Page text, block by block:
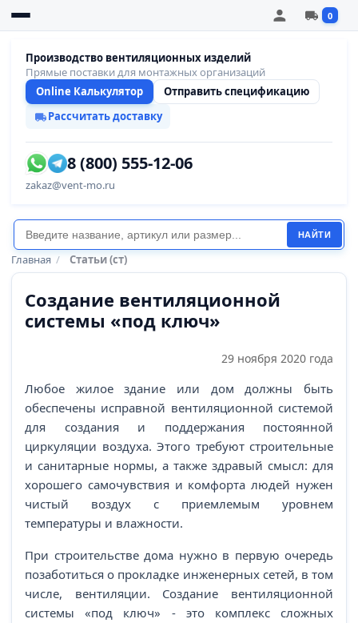
0
Производство вентиляционных изделий
Прямые поставки для монтажных организаций
Online Калькулятор
Отправить спецификацию
Рассчитать доставку
8 (800) 555-12-06
zakaz@vent-mo.ru
НАЙТИ
Главная / Статьи (ст)
Создание вентиляционной
системы «под ключ»
29 ноября 2020 года
Любое жилое здание или дом должны быть
обеспечены исправной вентиляционной системой
для создания и поддержания постоянной
циркуляции воздуха. Этого требуют строительные
и санитарные нормы, а также здравый смысл: для
хорошего самочувствия и комфорта людей нужен
чистый воздух с приемлемым уровнем
температуры и влажности.
При строительстве дома нужно в первую очередь
позаботиться о прокладке инженерных сетей, в том
числе, вентиляции. Создание вентиляционной
системы «под ключ» - это комплекс сложных